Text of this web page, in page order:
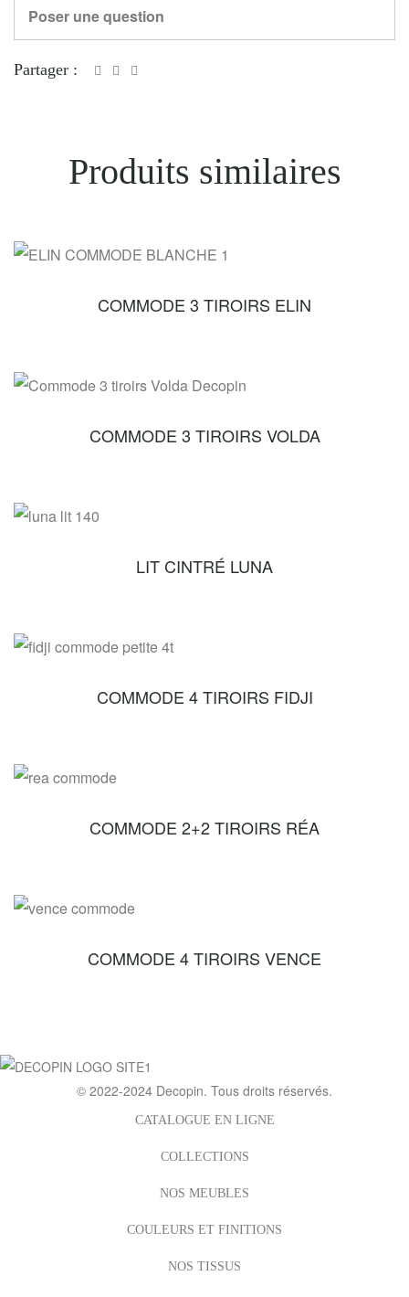
Poser une question
Partager :
Produits similaires
COMMODE 3 TIROIRS ELIN
COMMODE 3 TIROIRS VOLDA
LIT CINTRÉ LUNA
COMMODE 4 TIROIRS FIDJI
COMMODE 2+2 TIROIRS RÉA
COMMODE 4 TIROIRS VENCE
© 2022-2024 Decopin. Tous droits réservés.
CATALOGUE EN LIGNE
COLLECTIONS
NOS MEUBLES
COULEURS ET FINITIONS
NOS TISSUS